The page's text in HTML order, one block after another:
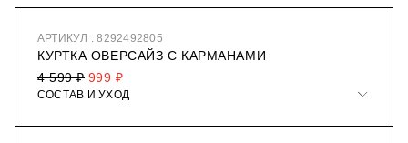
АРТИКУЛ : 8292492805
КУРТКА ОВЕРСАЙЗ С КАРМАНАМИ
999 ₽
4 599 ₽
СОСТАВ И УХОД